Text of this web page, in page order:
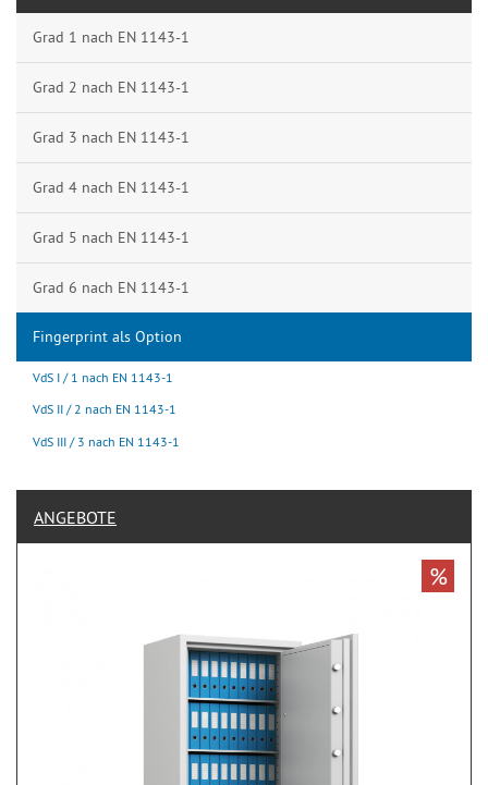
Grad 1 nach EN 1143-1
Grad 2 nach EN 1143-1
Grad 3 nach EN 1143-1
Grad 4 nach EN 1143-1
Grad 5 nach EN 1143-1
Grad 6 nach EN 1143-1
Fingerprint als Option
VdS I / 1 nach EN 1143-1
VdS II / 2 nach EN 1143-1
VdS III / 3 nach EN 1143-1
ANGEBOTE
%